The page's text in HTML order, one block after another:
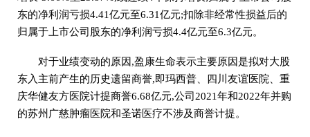
东的净利润亏损4.41亿元至6.31亿元;扣除非经常性损益后的
归属于上市公司股东的净利润亏损4.4亿元至6.3亿元。
对于业绩变动的原因,盈康生命表示主要原因是拟对大股
东入主前产生的历史遗留商誉,即玛西普、四川友谊医院、重
庆华健友方医院计提商誉6.68亿元,公司2021年和2022年并购
的苏州广慈肿瘤医院和圣诺医疗不涉及商誉计提。